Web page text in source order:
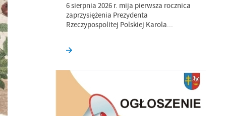
6 sierpnia 2026 r. mija pierwsza rocznica
zaprzysiężenia Prezydenta
Rzeczypospolitej Polskiej Karola...